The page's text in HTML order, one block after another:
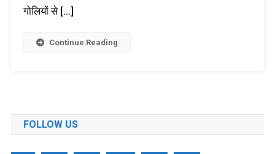
गोलियों से […]
Continue Reading
FOLLOW US